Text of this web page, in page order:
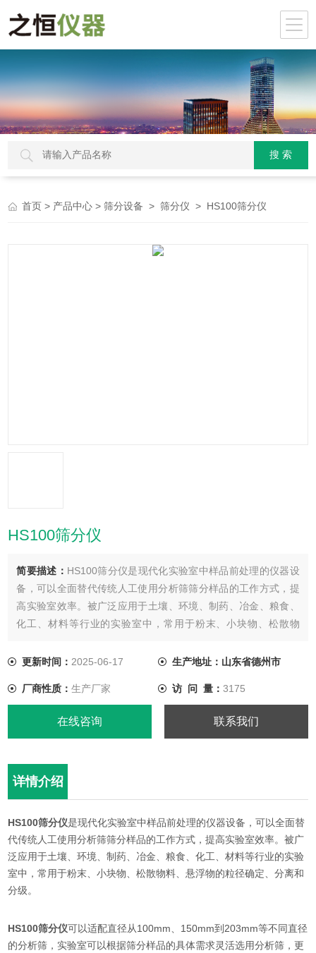
首页 > 产品中心 >筛分设备 >筛分仪 > HS100筛分仪
HS100筛分仪
简要描述： HS100筛分仪是现代化实验室中样品前处理的仪器设
备，可以全面替代传统人工使用分析筛筛分样品的工作方式，提
高实验室效率。被广泛应用于土壤、环境、制药、冶金、粮食、
化工、材料等行业的实验室中，常用于粉末、小块物、松散物
更新时间： 2025-06-17 生产地址：山东省德州市
厂商性质：生产厂家 访 问 量： 3175
在线咨询 联系我们
详情介绍
HS100筛分仪是现代化实验室中样品前处理的仪器设备，可以全面替
代传统人工使用分析筛筛分样品的工作方式，提高实验室效率。被广
泛应用于土壤、环境、制药、冶金、粮食、化工、材料等行业的实验
室中，常用于粉末、小块物、松散物料、悬浮物的粒径确定、分离和
分级。
HS100筛分仪可以适配直径从100mm、150mm到203mm等不同直径
的分析筛，实验室可以根据筛分样品的具体需求灵活选用分析筛，更